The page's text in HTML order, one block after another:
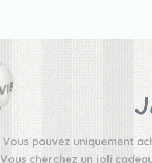
Vous pouvez uniquement
Vous cherchez un joli